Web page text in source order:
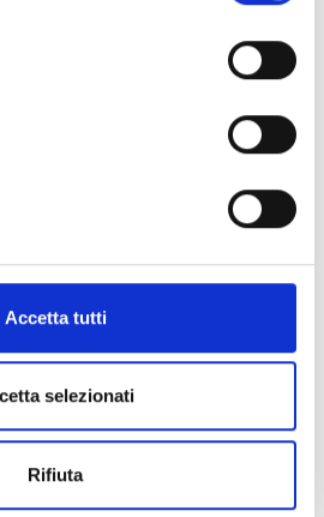
Accetta tutti
selezionati
Rifiuta
Binari 35/Stex